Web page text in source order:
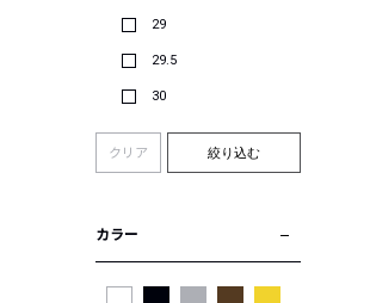
29
29.5
30
クリア 絞り込む
カラー